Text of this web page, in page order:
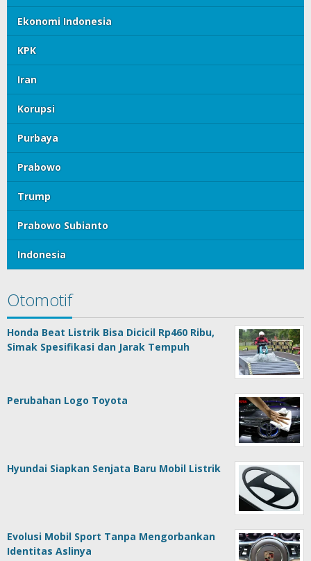
Ekonomi Indonesia
KPK
Iran
Korupsi
Purbaya
Prabowo
Trump
Prabowo Subianto
Indonesia
Otomotif
Honda Beat Listrik Bisa Dicicil Rp460 Ribu,
Simak Spesifikasi dan Jarak Tempuh
Perubahan Logo Toyota
Hyundai Siapkan Senjata Baru Mobil Listrik
Evolusi Mobil Sport Tanpa Mengorbankan
Identitas Aslinya